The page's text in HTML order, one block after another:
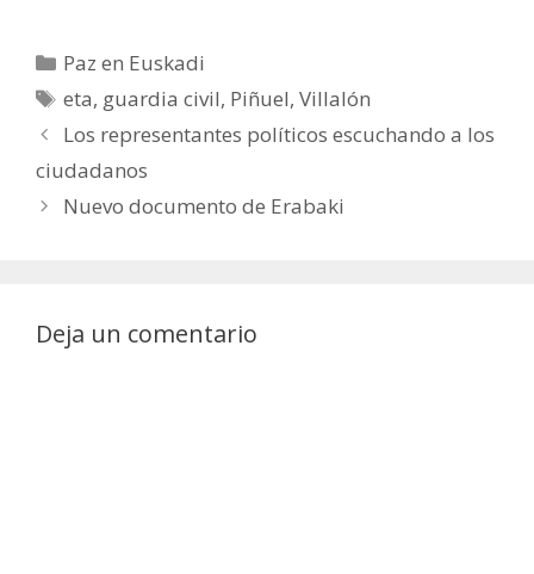
Categorías
Paz en Euskadi
Etiquetas
eta, guardia civil, Piñuel,Villalón
Los representantes políticos escuchando a los
ciudadanos
Nuevo documento de Erabaki
Deja un comentario